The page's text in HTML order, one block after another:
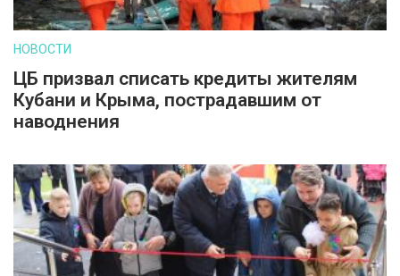
НОВОСТИ
ЦБ призвал списать кредиты жителям
Кубани и Крыма, пострадавшим от
наводнения